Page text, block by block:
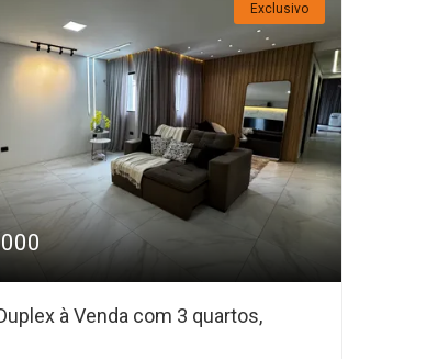
Exclusivo
à Venda com 3 quartos,